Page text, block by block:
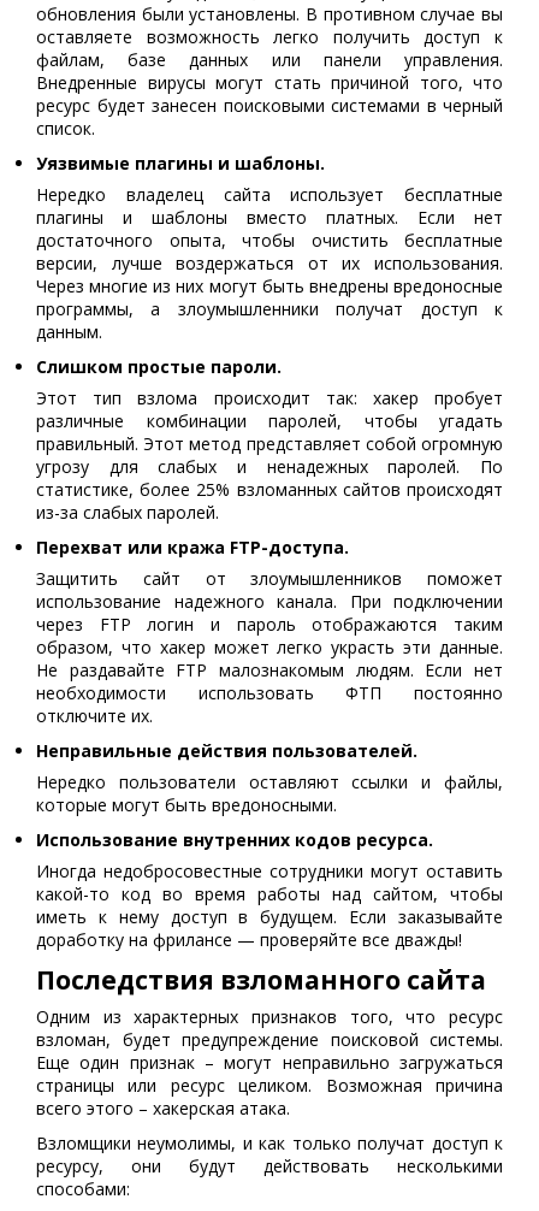
обновления были установлены. В противном случае вы
оставляете возможность легко получить доступ к
файлам, базе данных или панели управления.
Внедренные вирусы могут стать причиной того, что
ресурс будет занесен поисковыми системами в черный
список.
Уязвимые плагины и шаблоны.
Нередко владелец сайта использует бесплатные
плагины и шаблоны вместо платных. Если нет
достаточного опыта, чтобы очистить бесплатные
версии, лучше воздержаться от их использования.
Через многие из них могут быть внедрены вредоносные
программы, а злоумышленники получат доступ к
данным.
Слишком простые пароли.
Этот тип взлома происходит так: хакер пробует
различные комбинации паролей, чтобы угадать
правильный. Этот метод представляет собой огромную
угрозу для слабых и ненадежных паролей. По
статистике, более 25% взломанных сайтов происходят
из-за слабых паролей.
Перехват или кража FTP-доступа.
Защитить сайт от злоумышленников поможет
использование надежного канала. При подключении
через FTP логин и пароль отображаются таким
образом, что хакер может легко украсть эти данные.
Не раздавайте FTP малознакомым людям. Если нет
необходимости использовать ФТП постоянно
отключите их.
Неправильные действия пользователей.
Нередко пользователи оставляют ссылки и файлы,
которые могут быть вредоносными.
Использование внутренних кодов ресурса.
Иногда недобросовестные сотрудники могут оставить
какой-то код во время работы над сайтом, чтобы
иметь к нему доступ в будущем. Если заказывайте
доработку на фрилансе — проверяйте все дважды!
Последствия взломанного сайта
Одним из характерных признаков того, что ресурс
взломан, будет предупреждение поисковой системы.
Еще один признак – могут неправильно загружаться
страницы или ресурс целиком. Возможная причина
всего этого – хакерская атака.
Взломщики неумолимы, и как только получат доступ к
ресурсу, они будут действовать несколькими
способами: